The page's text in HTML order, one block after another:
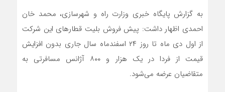
به گزارش پایگاه خبری وزارت راه و شهرسازی، محمد خان
احمدی اظهار داشت: پیش فروش بلیت قطار‌های این شرکت
از اول دی ماه تا روز ۲۴ اسفندماه سال جاری بدون افزایش
قیمت از فردا در یک هزار و ۸۰۰ آژانس مسافرتی به
متقاضیان عرضه می‌شود.